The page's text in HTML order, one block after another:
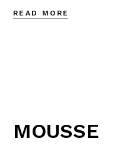
READ MORE
MOUSSE